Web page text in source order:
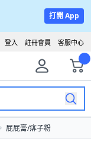
打開 App
客服中心
註冊會員
登入
屁屁膏/痱子粉